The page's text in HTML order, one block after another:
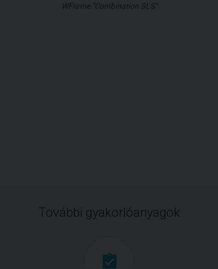
WFrame "Combination SLS"
További gyakorlóanyagok